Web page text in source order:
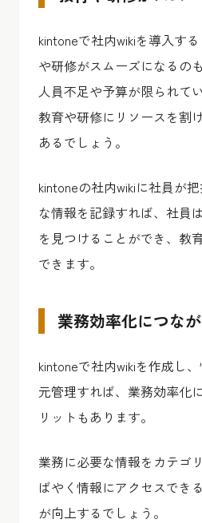
kintoneで社内wikiを導入す
や研修がスムーズになるの
人員不足や予算が限られて
教育や研修にリソースを割
あるでしょう。
kintoneの社内wikiに社員が
な情報を記録すれば、社員
を見つけることができ、教
できます。
業務効率化につな
kintoneで社内wikiを作成し
元管理すれば、業務効率化
リットもあります。
業務に必要な情報をカテゴ
ばやく情報にアクセスでき
が向上するでしょう。